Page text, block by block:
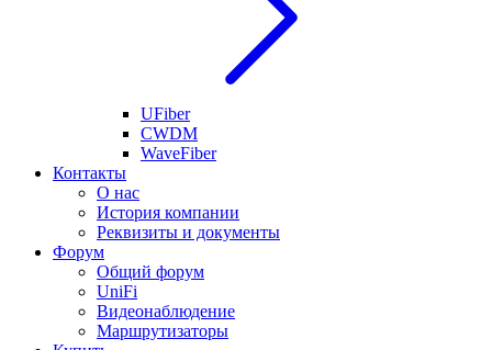
UFiber
CWDM
WaveFiber
Контакты
О нас
История компании
Реквизиты и документы
Форум
Общий форум
UniFi
Видеонаблюдение
Маршрутизаторы